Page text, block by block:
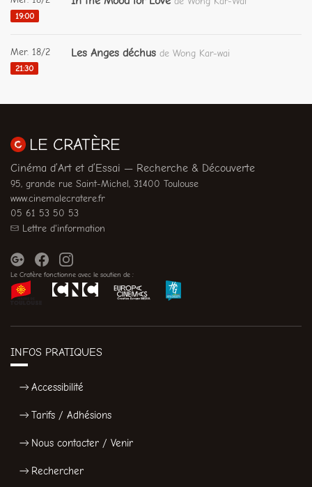
19:00
Mer. 18/2
21:30
Les Anges déchus de Wong Kar-wai
LE CRATÈRE
Cinéma d’Art et d’Essai — Recherche & Découverte
95, grande rue Saint-Michel, 31400 Toulouse
www.cinemalecratere.fr
05 61 53 50 53
Lettre d'information
Le Cratère fonctionne avec le soutien de :
INFOS PRATIQUES
Accessibilité
Tarifs / Adhésions
Nous contacter / Venir
Rechercher